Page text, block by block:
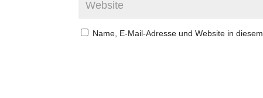
Name, E-Mail-Adresse und Website in